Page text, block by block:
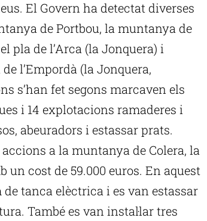
El Govern ha detectat diverses
de Portbou, la muntanya de
pla de l’Arca (la Jonquera) i
l’Empordà (la Jonquera,
s’han fet segons marcaven els
i 14 explotacions ramaderes i
abeuradors i estassar prats.
a la muntanya de Colera, la
un cost de 59.000 euros. En aquest
tanca elèctrica i es van estassar
També es van instal·lar tres